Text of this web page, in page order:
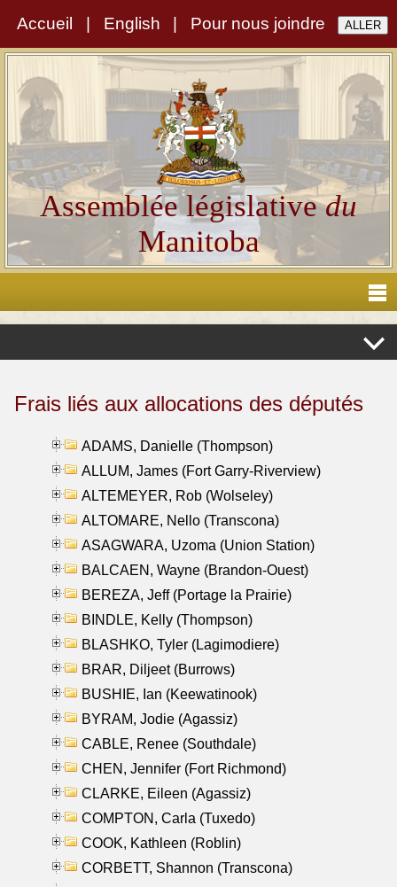
Accueil English Pour nous joindre
Assemblée législativedu
Manitoba
Frais liés aux allocations des députés
ADAMS, Danielle (Thompson)
ALLUM, James (Fort Garry-Riverview)
ALTEMEYER, Rob (Wolseley)
ALTOMARE, Nello (Transcona)
ASAGWARA, Uzoma (Union Station)
BALCAEN, Wayne (Brandon-Ouest)
BEREZA, Jeff (Portage la Prairie)
BINDLE, Kelly (Thompson)
BLASHKO, Tyler (Lagimodiere)
BRAR, Diljeet (Burrows)
BUSHIE, Ian (Keewatinook)
BYRAM, Jodie (Agassiz)
CABLE, Renee (Southdale)
CHEN, Jennifer (Fort Richmond)
CLARKE, Eileen (Agassiz)
COMPTON, Carla (Tuxedo)
COOK, Kathleen (Roblin)
CORBETT, Shannon (Transcona)